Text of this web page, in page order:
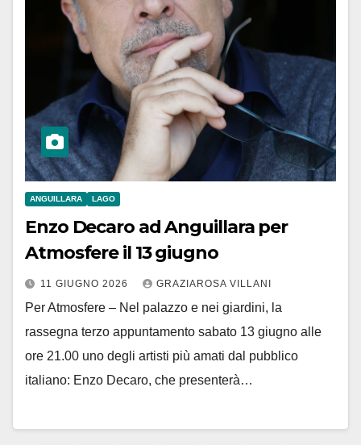
ANGUILLARA LAGO
Enzo Decaro ad Anguillara per
Atmosfere il 13 giugno
11 GIUGNO 2026 GRAZIAROSA VILLANI
Per Atmosfere – Nel palazzo e nei giardini, la
rassegna terzo appuntamento sabato 13 giugno alle
ore 21.00 uno degli artisti più amati dal pubblico
italiano: Enzo Decaro, che presenterà…